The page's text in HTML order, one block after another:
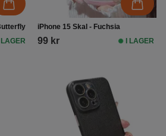
I LAGER
iPhone 15 Skal - Fuchsia
99 kr I LAGER